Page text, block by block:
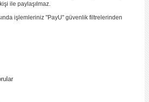
ile paylaşılmaz.
işlemleriniz "PayU" güvenlik filtrelerinden